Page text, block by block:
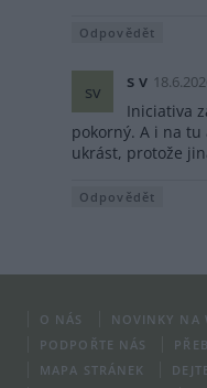
Odpovědět
sv s v
Iniciativa
pokorný. A i na
ukrást, protože
Odpovědět
O NÁS NOVINKY NA
PODPOŘTE NÁS
MAPA STRÁNEK